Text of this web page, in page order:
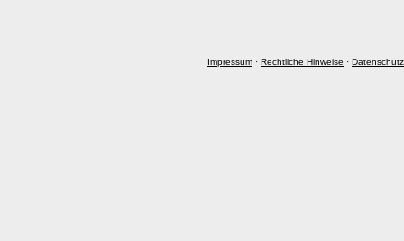
Impressum · Rechtliche Hinweise · Datenschutz